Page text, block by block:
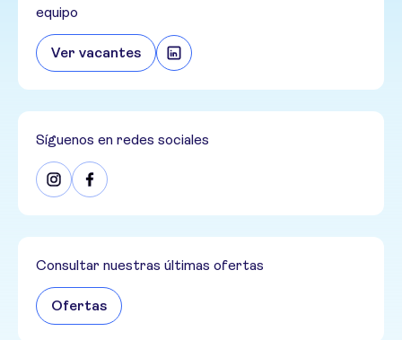
equipo
Ver vacantes
Síguenos en redes sociales
Consultar nuestras últimas ofertas
Ofertas